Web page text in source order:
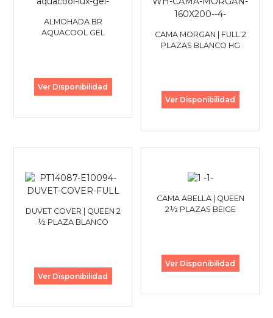
ALMOHADA BR
AQUACOOL GEL
Ver Disponibilidad
CAMA MORGAN | FULL 2
PLAZAS BLANCO HG
Ver Disponibilidad
DUVET COVER | QUEEN 2
½ PLAZA BLANCO
Ver Disponibilidad
CAMA ABELLA | QUEEN
2½ PLAZAS BEIGE
Ver Disponibilidad